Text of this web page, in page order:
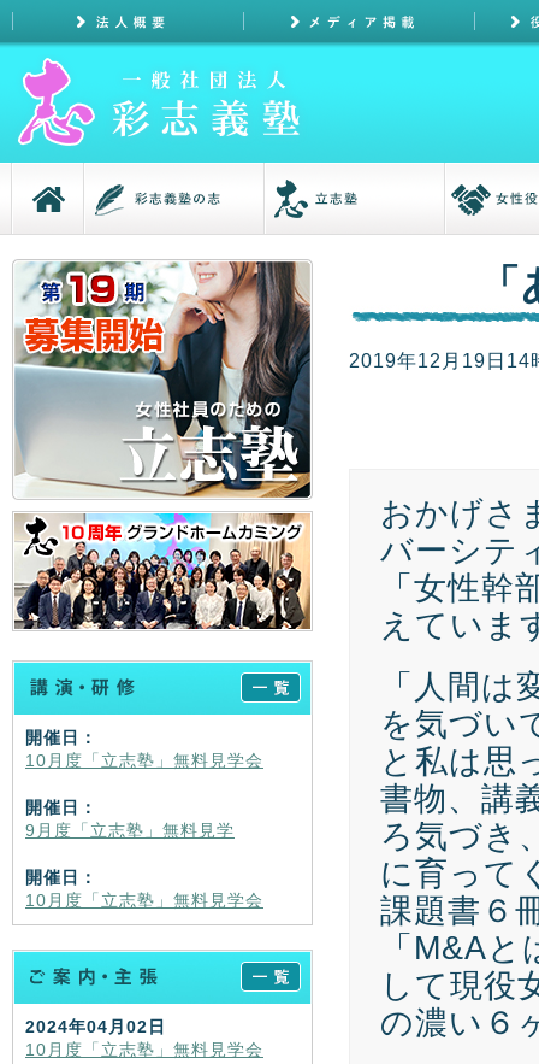
2019年12月19日14
おかげさ
バーシテ
「女性
えていま
「人間
を気づい
と私は思
書物、講
ろ気づき
に育って
課題書６
「M&A
して現役
の濃い６
開催日：
10月度「立志塾」無料見学会
開催日：
9月度「立志塾」無料見学
開催日：
10月度「立志塾」無料見学会
2024年04月02日
10月度「立志塾」無料見学会